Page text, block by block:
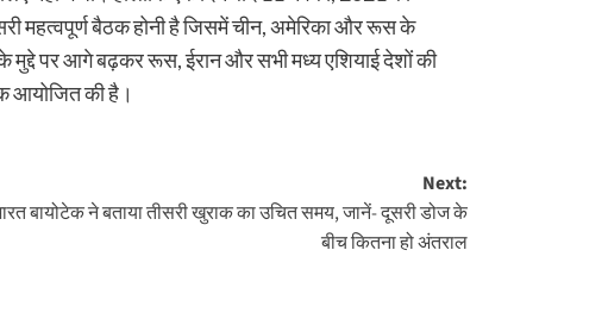
महत्वपूर्ण बैठक होनी है जिसमें चीन, अमेरिका और रूस के
मुद्दे पर आगे बढ़कर रूस, ईरान और सभी मध्य एशियाई देशों की
आयोजित की है।
Next:
बायोटेक ने बताया तीसरी खुराक का उचित समय, जानें- दूसरी डोज के
बीच कितना हो अंतराल